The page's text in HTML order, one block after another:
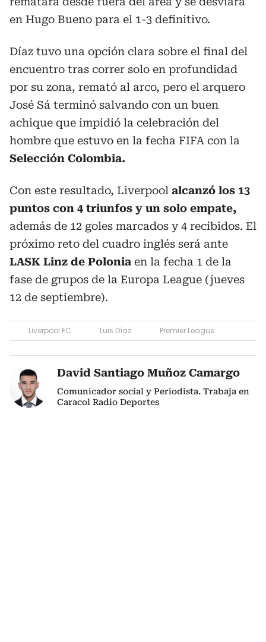
en Hugo Bueno para el 1-3 definitivo.
Díaz tuvo una opción clara sobre el final del
encuentro tras correr solo en profundidad
por su zona, remató al arco, pero el arquero
José Sá terminó salvando con un buen
achique que impidió la celebración del
hombre que estuvo en la fecha FIFA con la
Selección Colombia.
Con este resultado, Liverpool alcanzó los 13
puntos con 4 triunfos y un solo empate,
además de 12 goles marcados y 4 recibidos. El
próximo reto del cuadro inglés será ante
LASK Linz de Polonia en la fecha 1 de la
fase de grupos de la Europa League (jueves
12 de septiembre).
Liverpool FC Luis Díaz Premier League
David Santiago Muñoz Camargo
Comunicador social y Periodista. Trabaja en
Caracol Radio Deportes